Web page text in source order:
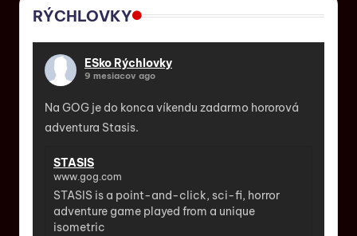
RÝCHLOVKY
ESko Rýchlovky
9 mesiacov ago
Na GOG je do konca víkendu zadarmo hororová
adventura Stasis.
STASIS
www.gog.com
STASIS is a point-and-click, sci-fi, horror
adventure game played from a unique
isometric